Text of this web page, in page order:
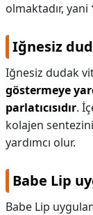
olmaktadır, yani
Iğnesiz
Iğnesiz dudak
göstermeye
parlatıcısıdır.
kolajen
yardımcı olur.
Babe Lip
Babe Lip